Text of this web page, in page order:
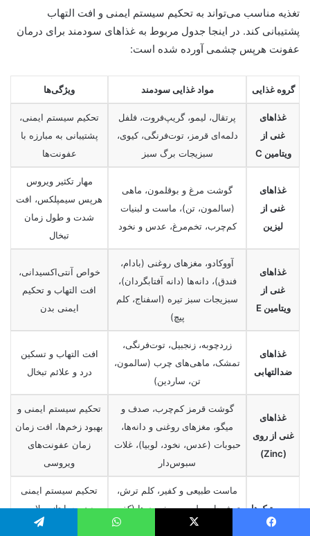
تغذیه مناسب می‌تواند به تحکیم سیستم ایمنی و افت التهاب
پشتیبانی کند. در اینجا جدول مربوط به غذاهای سودمند برای درمان
عفونت هرپس چشمی آورده شده است:
گروه غذایی مواد غذایی سودمند ویژگی‌ها
غذاهای
غنی از
ویتامین C
پرتقال، لیمو، گریپ‌فروت، فلفل
دلمه‌ای قرمز، توت‌فرنگی، کیوی،
سبزیجات برگ سبز
تحکیم سیستم ایمنی،
پشتیبانی به مبارزه با
عفونت‌ها
غذاهای
غنی از
لیزین
گوشت مرغ و بوقلمون، ماهی
(سالمون، تن)، ماست و لبنیات
کم‌چرب، تخم‌مرغ، عدس و نخود
مهار تکثیر ویروس
هرپس سیمپلکس، افت
شدت و طول زمان
تبخال
غذاهای
غنی از
ویتامین E
آووکادو، مغزهای روغنی (بادام،
فندق)، دانه‌ها (دانه آفتابگردان)،
سبزیجات سبز تیره (اسفناج، کلم
پیچ)
خواص آنتی‌اکسیدانی،
افت التهاب و تحکیم
ایمنی بدن
غذاهای
ضدالتهابی
زردچوبه، زنجبیل، توت‌فرنگی،
تمشک، ماهی‌های چرب (سالمون،
تن، ساردین)
افت التهاب و تسکین
درد و علائم تبخال
غذاهای
غنی از روی
(Zinc)
گوشت قرمز کم‌چرب، صدف و
میگو، مغزهای روغنی و دانه‌ها،
حبوبات (عدس، نخود، لوبیا)، غلات
سبوس‌دار
تحکیم سیستم ایمنی و
بهبود زخم‌ها، افت زمان
زمان عفونت‌های
ویروسی
پروبیوتیک‌ها
ماست طبیعی و کفیر، کلم ترش،
ترشیجات طبیعی، مخمری‌ها (کفیر
و کامبوچا)
تحکیم سیستم ایمنی
بدن، حمایتاز سلامت